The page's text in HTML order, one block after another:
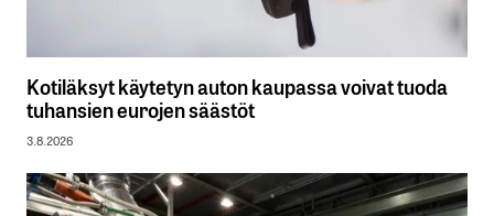
Kotiläksyt käytetyn auton kaupassa voivat tuoda
tuhansien eurojen säästöt
3.8.2026